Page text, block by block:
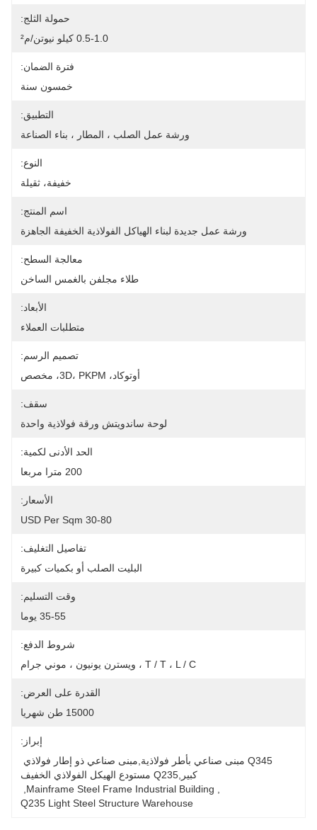
حمولة الثلج:
0.5-1.0 كيلو نيوتن/م²
فترة الضمان:
خمسون سنة
التطبيق:
ورشة عمل الصلب ، المطار ، بناء الصناعة
النوع:
خفيفة، ثقيلة
اسم المنتج:
ورشة عمل جديدة لبناء الهياكل الفولاذية الخفيفة الجاهزة
معالجة السطح:
طلاء مجلفن بالغمس الساخن
الأبعاد:
متطلبات العملاء
تصميم الرسم:
أوتوكاد، 3D، PKPM، مخصص
سقف:
لوحة ساندويتش ورقة فولاذية واحدة
الحد الأدنى لكمية:
200 مترا مربعا
الأسعار:
30-80 USD Per Sqm
تفاصيل التغليف:
البليت الصلب أو بكميات كبيرة
وقت التسليم:
35-55 يوما
شروط الدفع:
T / T ، L / C ، ويسترن يونيون ، موني جرام
القدرة على العرض:
15000 طن شهريا
إبراز:
كبير,q235 مستودع الهيكل الفولاذي الخفيف
Mainframe Steel Frame Industrial Building
Q235 Light Steel Structure Warehouse